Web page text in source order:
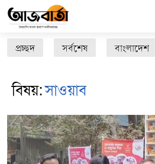
প্রচ্ছদ সর্বশেষ বাংলাদেশ
বিষয়:সাওয়াব